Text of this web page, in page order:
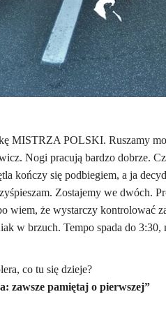
MISTRZA POLSKI. Ruszamy
Nogi pracują bardzo dobrze.
kończy się podbiegiem, a ja
Zostajemy we dwóch.
wiem, że wystarczy
w brzuch. Tempo spada do
co tu się dzieje?
zawsze pamiętaj o pierwszej”